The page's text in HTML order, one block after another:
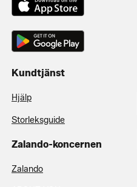
Kundtjänst
Hjälp
Storleksguide
Zalando-koncernen
Zalando